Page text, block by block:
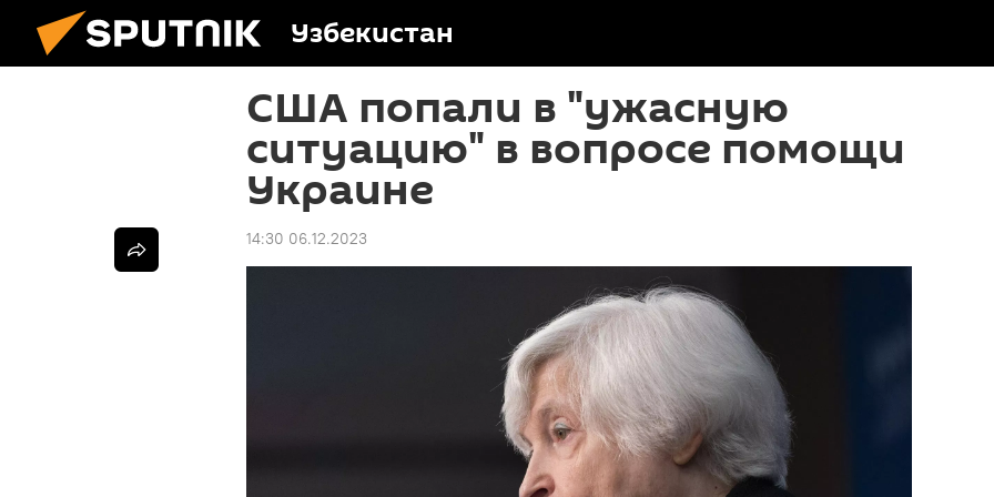
Узбекистан
CША попали в "ужасную
ситуацию" в вопросе помощи
Украине
14:30 06.12.2023